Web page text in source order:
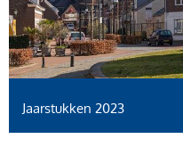
Jaarstukken 2023